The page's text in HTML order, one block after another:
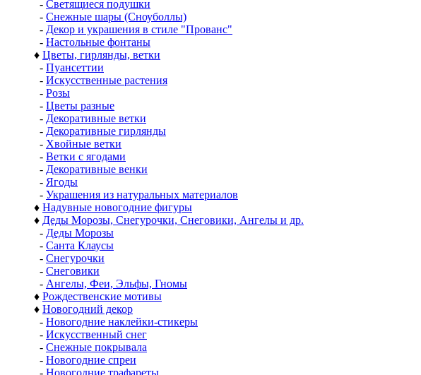
- Светящиеся подушки
- Снежные шары (Сноуболлы)
- Декор и украшения в стиле "Прованс"
- Настольные фонтаны
♦ Цветы, гирлянды, ветки
- Пуансеттии
- Искусственные растения
- Розы
- Цветы разные
- Декоративные ветки
- Декоративные гирлянды
- Хвойные ветки
- Ветки с ягодами
- Декоративные венки
- Ягоды
- Украшения из натуральных материалов
♦ Надувные новогодние фигуры
♦ Деды Морозы, Снегурочки, Снеговики, Ангелы и др.
- Деды Морозы
- Санта Клаусы
- Снегурочки
- Снеговики
- Ангелы, Феи, Эльфы, Гномы
♦ Рождественские мотивы
♦ Новогодний декор
- Новогодние наклейки-стикеры
- Искусственный снег
- Снежные покрывала
- Новогодние спреи
- Новогодние трафареты